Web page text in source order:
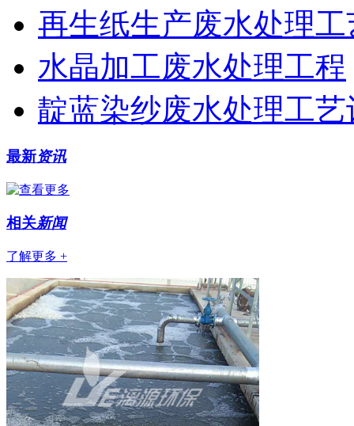
再生纸生产废水处理工
水晶加工废水处理工程
靛蓝染纱废水处理工艺
最新资讯
相关新闻
了解更多 +